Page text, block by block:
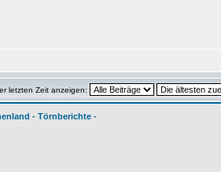
letzten Zeit anzeigen:
- Törnberichte -